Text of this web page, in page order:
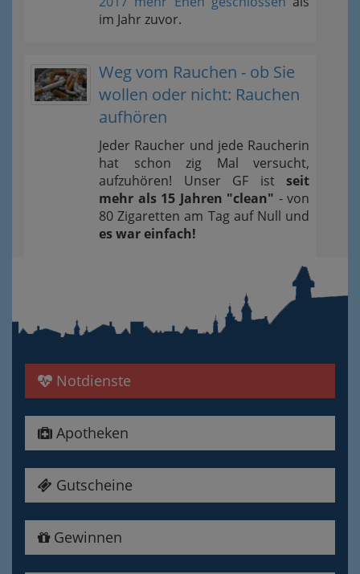
im Jahr zuvor.
Weg vom Rauchen - ob Sie
wollen oder nicht: Rauchen
aufhören
Jeder Raucher und jede Raucherin
hat schon zig Mal versucht,
aufzuhören! Unser GF ist seit
mehr als 15 Jahren "clean" - von
80 Zigaretten am Tag auf Null und
es war einfach!
Notdienste
Apotheken
Gutscheine
Gewinnen